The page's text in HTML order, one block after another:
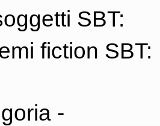
SBT:
fiction SBT:
-